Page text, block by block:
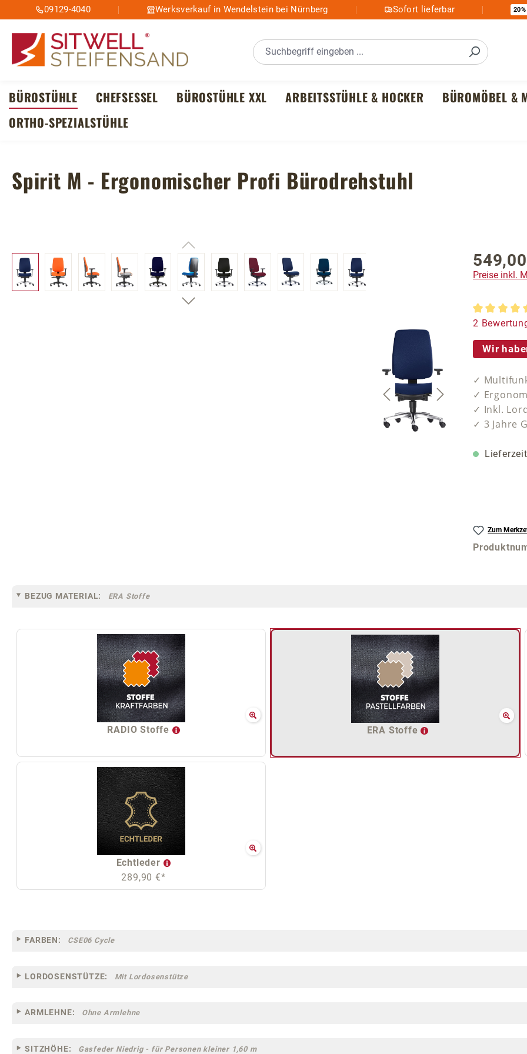
Hauptinhalt springen
Zur Suche springen
Zur Hauptnavigation springen
09129-4040 Werksverkauf in Wendelstein bei Nürnberg Sofort lieferbar 20%
BÜROSTÜHLE CHEFSESSEL BÜROSTÜHLE XXL ARBEITSSTÜHLE & HOCKER BÜROMÖBEL &
ORTHO-SPEZIALSTÜHLE
Spirit M - Ergonomischer Profi Bürodrehstuhl
Bildergalerie überspringen Regulärer
Preise inkl.
2
Wir
✓
✓
✓ Inkl.
✓ 3 Jahre
Zum
BEZUG MATERIAL: ERA Stoffe
RADIO Stoffe ERA Stoffe
Echtleder
289,90 €*
FARBEN: CSE06 Cycle
LORDOSENSTÜTZE: Mit Lordosenstütze
ARMLEHNE: Ohne Armlehne
SITZHÖHE: Gasfeder Niedrig - für Personen kleiner 1,60 m